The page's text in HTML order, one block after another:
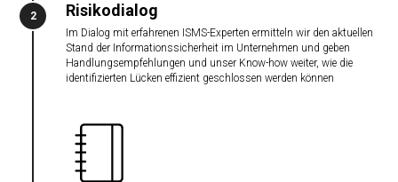
2 Risikodialog
Im Dialog mit erfahrenen ISMS-Experten ermitteln wir den aktuellen
Stand der Informationssicherheit im Unternehmen und geben
Handlungsempfehlungen und unser Know-how weiter, wie die
identifizierten Lücken effizient geschlossen werden können